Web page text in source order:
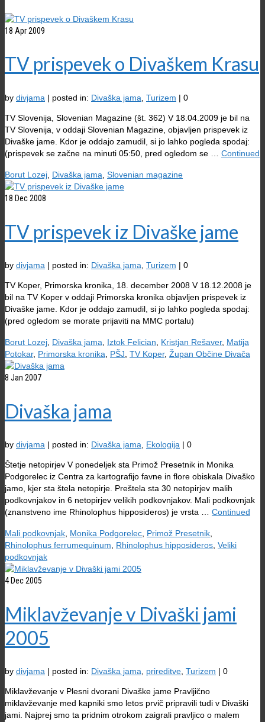
18 Apr 2009
TV prispevek o Divaškem Krasu
by divjama | posted in: Divaška jama Turizem | 0
TV Slovenija, Slovenian Magazine (št. 362) V 18.04.2009 je bil na
TV Slovenija, v oddaji Slovenian Magazine, objavljen prispevek iz
Divaške jame. Kdor je oddajo zamudil, si jo lahko pogleda spodaj:
(prispevek se začne na minuti 05:50, pred ogledom se … Continued
Borut Lozej Divaška jama Slovenian magazine
18 Dec 2008
TV prispevek iz Divaške jame
by divjama | posted in: Divaška jama Turizem | 0
TV Koper, Primorska kronika, 18. december 2008 V 18.12.2008 je
bil na TV Koper v oddaji Primorska kronika objavljen prispevek iz
Divaške jame. Kdor je oddajo zamudil, si jo lahko pogleda spodaj:
(pred ogledom se morate prijaviti na MMC portalu)
Borut Lozej Divaška jama Iztok Felician Kristjan Rešaver, Matija
Potokar, Primorska kronika PŠJ TV Koper, Župan Občine Divača
8 Jan 2007
Divaška jama
by divjama | posted in: Divaška jama Ekologija | 0
Štetje netopirjev V ponedeljek sta Primož Presetnik in Monika
Podgorelec iz Centra za kartografijo favne in flore obiskala Divaško
jamo, kjer sta štela netopirje. Preštela sta 30 netopirjev malih
podkovnjakov in 6 netopirjev velikih podkovnjakov. Mali podkovnjak
(znanstveno ime Rhinolophus hipposideros) je vrsta … Continued
Mali podkovnjak Monika Podgorelec Primož Presetnik
Rhinolophus ferrumequinum
Rhinolophus hipposideros Veliki
podkovnjak
4Dec 2005
Miklavževanje v Divaški jami
2005
by divjama | posted in: Divaška jama, prireditve, Turizem | 0
Miklavževanje v Plesni dvorani Divaške jame Pravljično
miklavževanje med kapniki smo letos prvič pripravili tudi v Divaški
jami. Najprej smo ta pridnim otrokom zaigrali pravljico o malem